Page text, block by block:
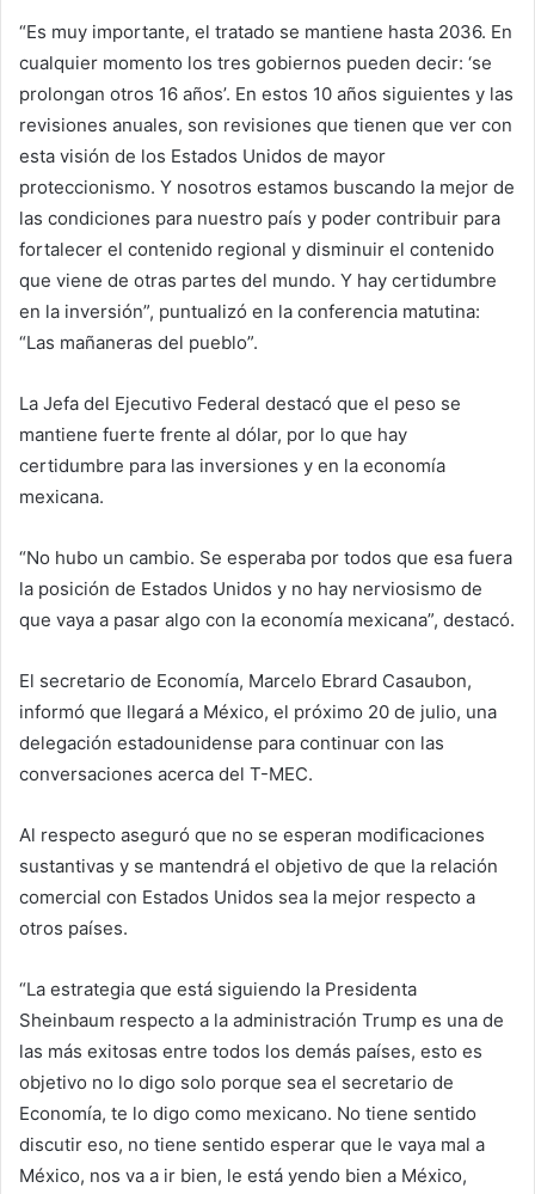
“Es muy importante, el tratado se mantiene hasta 2036. En
cualquier momento los tres gobiernos pueden decir: ‘se
prolongan otros 16 años’. En estos 10 años siguientes y las
revisiones anuales, son revisiones que tienen que ver con
esta visión de los Estados Unidos de mayor
proteccionismo. Y nosotros estamos buscando la mejor de
las condiciones para nuestro país y poder contribuir para
fortalecer el contenido regional y disminuir el contenido
que viene de otras partes del mundo. Y hay certidumbre
en la inversión”, puntualizó en la conferencia matutina:
“Las mañaneras del pueblo”.
La Jefa del Ejecutivo Federal destacó que el peso se
mantiene fuerte frente al dólar, por lo que hay
certidumbre para las inversiones y en la economía
mexicana.
“No hubo un cambio. Se esperaba por todos que esa fuera
la posición de Estados Unidos y no hay nerviosismo de
que vaya a pasar algo con la economía mexicana”, destacó.
El secretario de Economía, Marcelo Ebrard Casaubon,
informó que llegará a México, el próximo 20 de julio, una
delegación estadounidense para continuar con las
conversaciones acerca del T-MEC.
Al respecto aseguró que no se esperan modificaciones
sustantivas y se mantendrá el objetivo de que la relación
comercial con Estados Unidos sea la mejor respecto a
otros países.
“La estrategia que está siguiendo la Presidenta
Sheinbaum respecto a la administración Trump es una de
las más exitosas entre todos los demás países, esto es
objetivo no lo digo solo porque sea el secretario de
Economía, te lo digo como mexicano. No tiene sentido
discutir eso, no tiene sentido esperar que le vaya mal a
México, nos va a ir bien, le está yendo bien a México,